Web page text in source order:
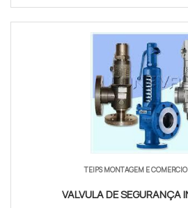
TEIPS MONTAGEM E
VALVULA DE SEGURANÇA